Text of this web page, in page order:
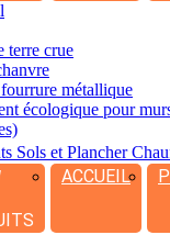
terre crue
métallique
écologique pour
Sols et Plancher
ACCUEIL